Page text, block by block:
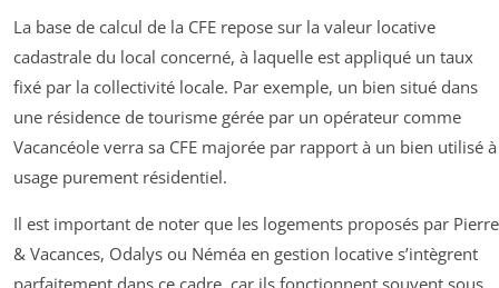
La base de calcul de la CFE repose sur la valeur locative
cadastrale du local concerné, à laquelle est appliqué un taux
fixé par la collectivité locale. Par exemple, un bien situé dans
une résidence de tourisme gérée par un opérateur comme
Vacancéole verra sa CFE majorée par rapport à un bien utilisé à
usage purement résidentiel.
Il est important de noter que les logements proposés par Pierre
& Vacances, Odalys ou Néméa en gestion locative s’intègrent
parfaitement dans ce cadre, car ils fonctionnent souvent sous